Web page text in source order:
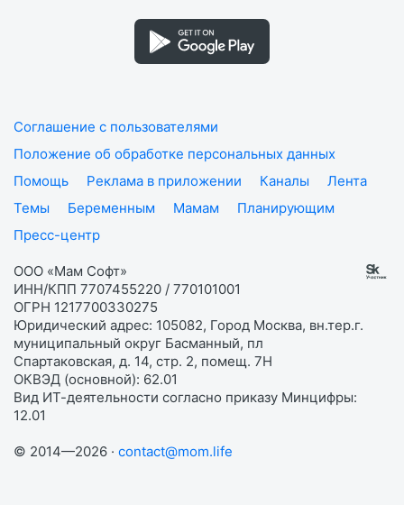
Соглашение с пользователями
Положение об обработке персональных данных
Помощь
Реклама в приложении Каналы
Лента
Темы
Беременным Мамам
Планирующим
Пресс-центр
ООО «Мам Софт»
ИНН/КПП 7707455220 / 770101001
ОГРН 1217700330275
Юридический адрес: 105082, Город Москва, вн.тер.г.
муниципальный округ Басманный, пл
Спартаковская, д. 14, стр. 2, помещ. 7Н
ОКВЭД (основной): 62.01
Вид ИТ-деятельности согласно приказу Минцифры:
12.01
© 2014—2026 · contact@mom.life